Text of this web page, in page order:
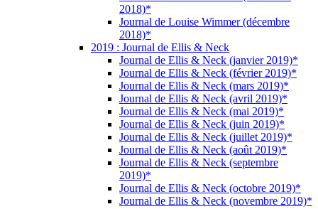
2018)*
Journal de Louise Wimmer (décembre
2018)*
2019 : Journal de Ellis & Neck
Journal de Ellis & Neck (janvier 2019)*
Journal de Ellis & Neck (février 2019)*
Journal de Ellis & Neck (mars 2019)*
Journal de Ellis & Neck (avril 2019)*
Journal de Ellis & Neck (mai 2019)*
Journal de Ellis & Neck (juin 2019)*
Journal de Ellis & Neck (juillet 2019)*
Journal de Ellis & Neck (août 2019)*
Journal de Ellis & Neck (septembre
2019)*
Journal de Ellis & Neck (octobre 2019)*
Journal de Ellis & Neck (novembre 2019)*